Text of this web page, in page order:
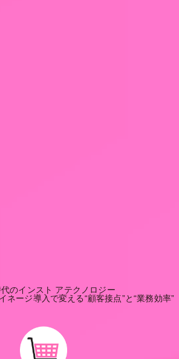
のインスト アテクノロジー
ネージ導入で変える“顧客接点”と“業務効率”